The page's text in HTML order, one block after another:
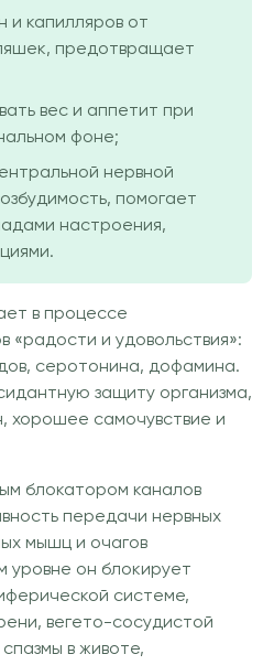
и капилляров от
предотвращает
вес и аппетит при
фоне;
нервной
помогает
настроения,
в процессе
«радости и удовольствия»:
серотонина, дофамина.
защиту организма,
хорошее самочувствие и
блокатором каналов
передачи нервных
мышц и очагов
уровне он блокирует
системе,
вегето-сосудистой
в животе,